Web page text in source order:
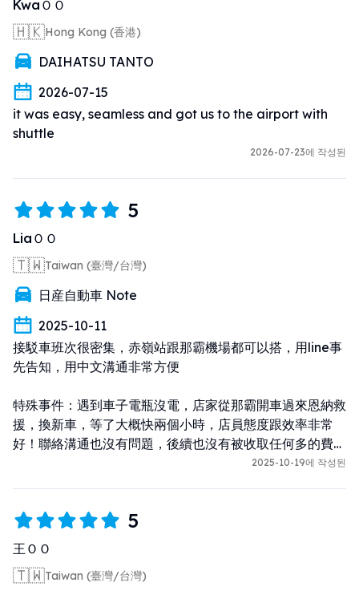
KwaＯＯ
🇭🇰Hong Kong (香港)
DAIHATSU TANTO
2026-07-15
it was easy, seamless and got us to the airport with
shuttle
2026-07-23에 작성된
5
LiaＯＯ
🇹🇼Taiwan (臺灣/台灣)
日産自動車 Note
2025-10-11
接駁車班次很密集，赤嶺站跟那霸機場都可以搭，用line事
先告知，用中文溝通非常方便
特殊事件：遇到車子電瓶沒電，店家從那霸開車過來恩納救
援，換新車，等了大概快兩個小時，店員態度跟效率非常
好！聯絡溝通也沒有問題，後續也沒有被收取任何多的費
2025-10-19에 작성된
5
王ＯＯ
🇹🇼Taiwan (臺灣/台灣)